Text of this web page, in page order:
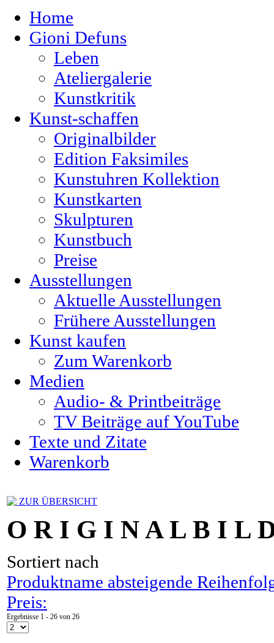
Home
Gioni Defuns
Leben
Ateliergalerie
Kunstkritik
Kunst-schaffen
Originalbilder
Edition Faksimiles
Kunstuhren Kollektion
Kunstkarten
Skulpturen
Kunstbuch
Preise
Ausstellungen
Aktuelle Ausstellungen
Frühere Ausstellungen
Kunst kaufen
Zum Warenkorb
Medien
Audio- & Printbeiträge
TV Beiträge auf YouTube
Texte und Zitate
Warenkorb
ZUR ÜBERSICHT
O R I G I N A L B I L
Sortiert nach
Produktname absteigende
Preis:
Ergebnisse 1 - 26 von 26